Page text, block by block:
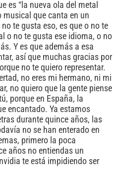
es “la nueva ola del metal
musical que canta en un
te gusta eso, es que o no te
o no te gusta ese idioma, o no
Y es que además a esa
así que muchas gracias por
no te quiero representar.
no eres mi hermano, ni mi
no quiero que la gente piense
porque en España, la
encantado. Ya estamos
durante quince años, las
no se han enterado en
primero la poca
años no entiendas un
te está impidiendo ser